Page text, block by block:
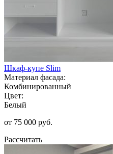
Шкаф-купе Slim
Материал фасада:
Комбинированный
Цвет:
Белый
от 75 000 руб.
Рассчитать